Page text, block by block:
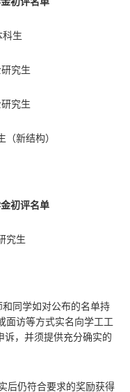
科生
研究生
研究生
（新结构）
初评名单
究生
和同学如对公布的名单持
面访等方式实名向学工工
诉，并须提供充分确实的
后仍符合要求的奖励获得